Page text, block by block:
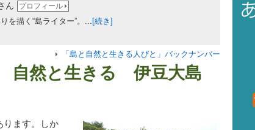
ん
プロフィール
を描く“島ライター”。... [続き]
「島と自然と生きる人びと」バックナンバー
自然と生きる 伊豆大島
ます。しか